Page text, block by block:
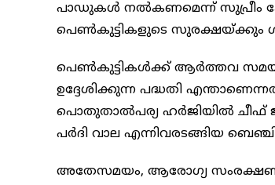
പാഡുകൾ നല്‍കണമെന്ന് സുപ്രീം
പെണ്‍കുട്ടികളുടെ സുരക്ഷയ്ക്കും
പെൺകുട്ടികൾക്ക് ആര്‍ത്തവ
ഉദ്ദേശിക്കുന്ന പദ്ധതി
പൊതുതാല്‍പര്യ ഹര്‍ജിയില്‍ ചീഫ്
പര്‍ദി വാല എന്നിവരടങ്ങിയ
അതേസമയം, ആരോഗ്യ സംരക്ഷണം